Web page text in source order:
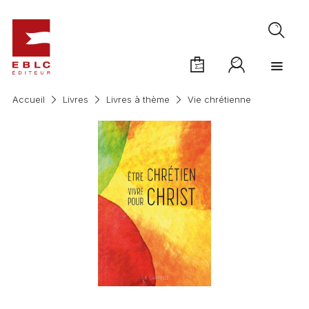
Accueil Livres Livres à thème Vie chrétienne